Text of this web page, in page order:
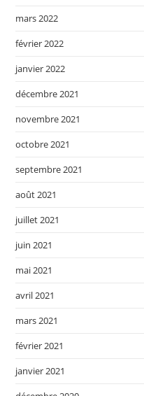
mars 2022
février 2022
janvier 2022
décembre 2021
novembre 2021
octobre 2021
septembre 2021
août 2021
juillet 2021
juin 2021
mai 2021
avril 2021
mars 2021
février 2021
janvier 2021